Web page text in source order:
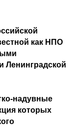
как НПО
Ленинградской
надувные
которых